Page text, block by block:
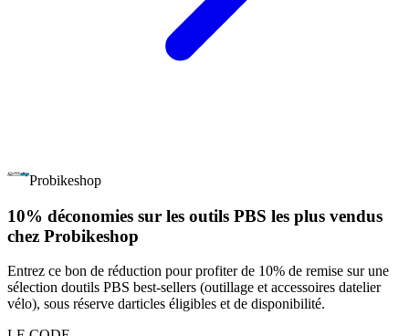
Probikeshop
10% déconomies sur les outils PBS les plus vendus
chez Probikeshop
Entrez ce bon de réduction pour profiter de 10% de remise sur une
sélection doutils PBS best-sellers (outillage et accessoires datelier
vélo), sous réserve darticles éligibles et de disponibilité.